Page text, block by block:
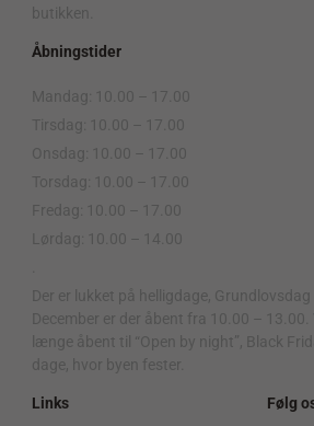
butikken.
Åbningstider
Mandag: 10.00 – 17.00
Tirsdag: 10.00 – 17.00
Onsdag: 10.00 – 17.00
Torsdag: 10.00 – 17.00
Fredag: 10.00 – 17.00
Lørdag: 10.00 – 14.00
Der er lukket på helligdage, Grundlovsdag
December er der åbent fra 10.00 – 13.00.
længe åbent til “Open by night”, Black
dage, hvor byen fester.
Links Følg